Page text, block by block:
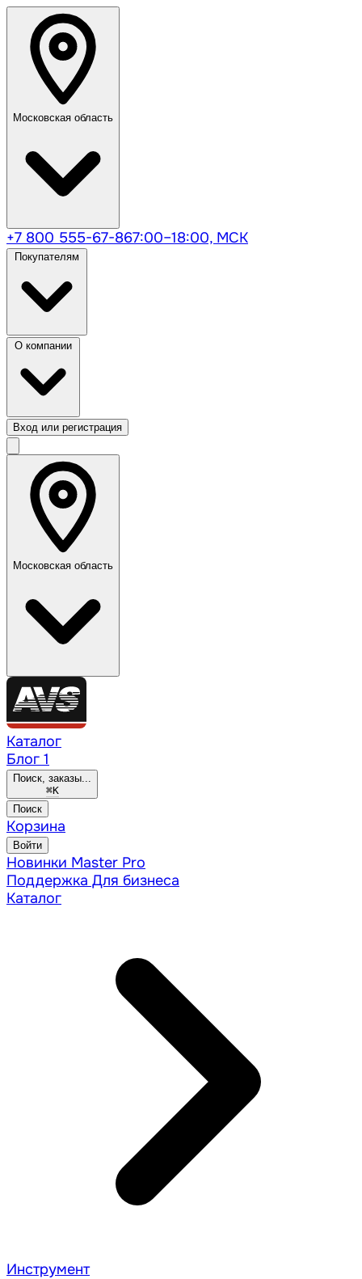
Московская область
+7 800 555-67-867:00–18:00, МСК
Вход или регистрация
Московская область
Каталог
Блог 1
Поиск, заказы...
⌘K
Поиск
Корзина
Войти
Новинки Master Pro
Поддержка Для бизнеса
Каталог
Инструмент